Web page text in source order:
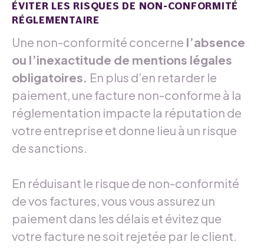
ÉVITER LES RISQUES DE NON-CONFORMITÉ
RÉGLEMENTAIRE
Une non-conformité concerne l’absence
ou l’inexactitude de mentions légales
obligatoires. En plus d’en retarder le
paiement, une facture non-conforme à la
réglementation impacte la réputation de
votre entreprise et donne lieu à un risque
de sanctions.
En réduisant le risque de non-conformité
de vos factures, vous vous assurez un
paiement dans les délais et évitez que
votre facture ne soit rejetée par le client.